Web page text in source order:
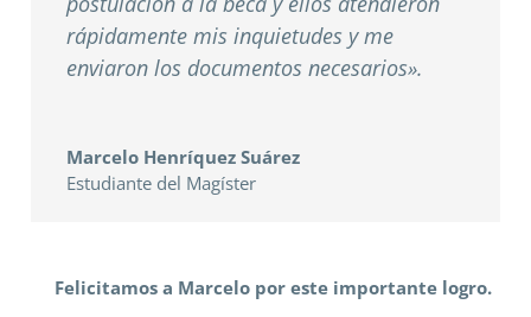
rápidamente mis inquietudes y me
enviaron los documentos necesarios».
Marcelo Henríquez Suárez
Estudiante del Magíster
Felicitamos a Marcelo por este importante logro.